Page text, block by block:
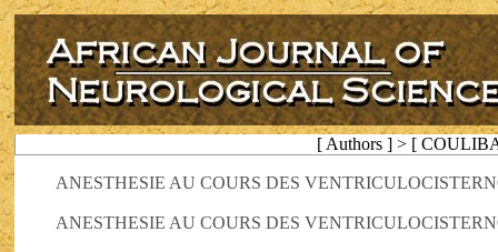
[ Authors ] > [
ANESTHESIE AU COURS DES
ANESTHESIE AU COURS DES